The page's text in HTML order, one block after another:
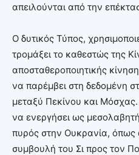
απειλούνται από την
Ο δυτικός Τύπος,
τρομάξει το καθεστώς της
αποσταθεροποιητικής
να παρέμβει στη δεδομένη
μεταξύ Πεκίνου και
να ενεργήσει ως
πυρός στην Ουκρανία, όπως
συμβουλή του Σι προς τον